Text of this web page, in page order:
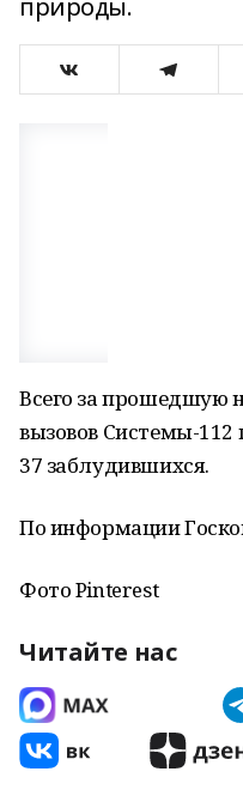
природы.
Всего за прошедшую
вызовов Системы-112
37 заблудившихся.
По информации
Фото Pinterest
Читайте нас